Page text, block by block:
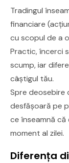
Tradingul
financiare
cu scopul de a
Practic, încerci
scump, iar
câștigul tău.
Spre deosebire
desfășoară pe
ce înseamnă
moment al zilei.
Diferența